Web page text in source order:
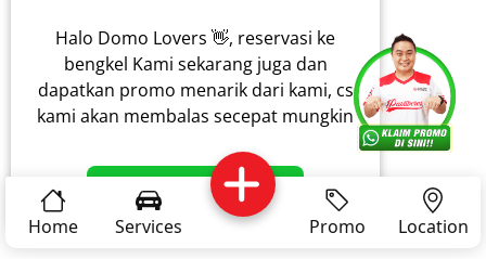
Services Promo Location About Us
Complain Reservasi Article
Home Services Promo Location
Halo Domo Lovers 👋, reservasi ke
bengkel Kami sekarang juga dan
dapatkan promo menarik dari kami, cs
kami akan membalas secepat mungkin
Klaim Promo Sekarang!